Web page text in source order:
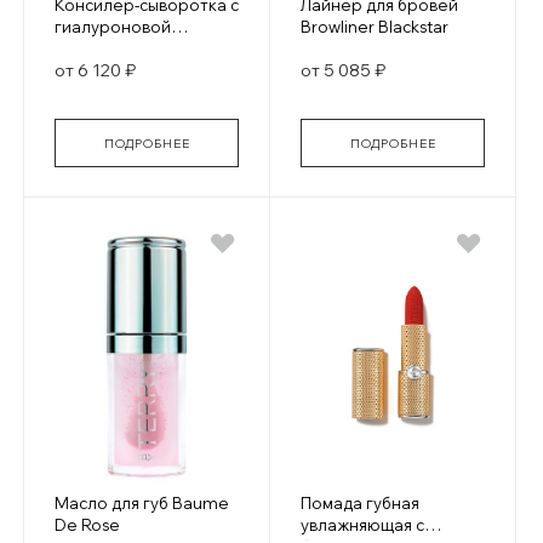
Консилер-сыворотка с
гиалуроновой
Serum Concealer
от 6 120 ₽
ПОДРОБНЕЕ
Лайнер для бровей
Browliner Blackstar
от 5 085 ₽
ПОДРОБНЕЕ
Масло для губ Baume
De Rose
Помада губная
увлажняющая с